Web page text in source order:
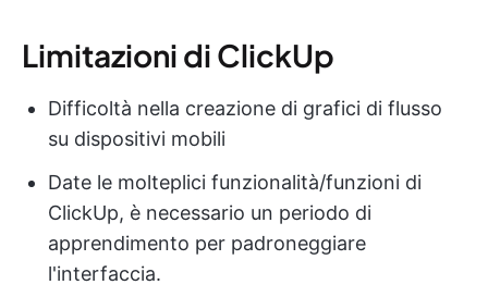
Limitazioni di ClickUp
Difficoltà nella creazione di grafici di flusso
su dispositivi mobili
Date le molteplici funzionalità/funzioni di
ClickUp, è necessario un periodo di
apprendimento per padroneggiare
l'interfaccia.